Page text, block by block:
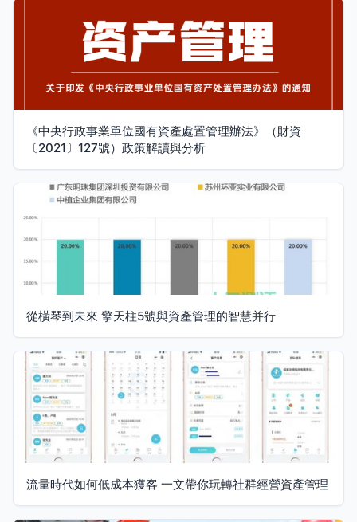
《中央行政事業單位國有資產處置管理辦法》（財資
〔2021〕127號）政策解讀與分析
從橫琴到未來 擎天柱5號與資產管理的智慧并行
流量時代如何低成本獲客 一文帶你玩轉社群經營資產管理